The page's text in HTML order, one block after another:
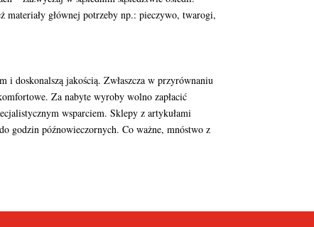
głównej potrzeby np.: pieczywo, twarogi,
i doskonalszą jakością. Zwłaszcza w przyrównaniu
Za nabyte wyroby wolno zapłacić
wsparciem. Sklepy z artykułami
godzin późnowieczornych. Co ważne, mnóstwo z